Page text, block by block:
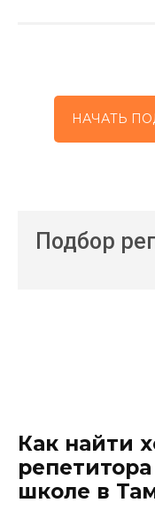
НАЧАТЬ
Подбор
Как найти
школе в